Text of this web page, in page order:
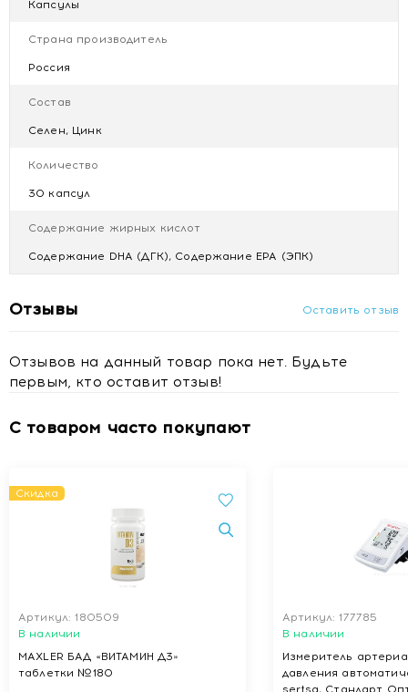
Рекомендации по применению
Взрослым мужчинам по 1 капсуле 2 раза в день во время
необходимости курс можно повторить.
проконсультироваться с врачом.
Не является лекарственным средством.
Противопоказания
Индивидуальная непереносимость компонентов продукта.
Купить БАД Простотиаль Форте капс. 800мг № 30 с
Капсулы
Страна производитель
Россия
Состав
Селен, Цинк
Количество
30 капсул
Содержание жирных кислот
Содержание DHA (ДГК), Содержание EPA (ЭПК)
Отзывы Оставить отзыв
Отзывов на данный товар пока нет. Будьте
первым, кто оставит отзыв!
С товаром часто покупают
Скидка
Артикул: 180509
В наличии
MAXLER БАД «ВИТАМИН Д3»
таблетки №180
Артикул: 177785
В наличии
Измеритель
давления
sertsa, Стандарт